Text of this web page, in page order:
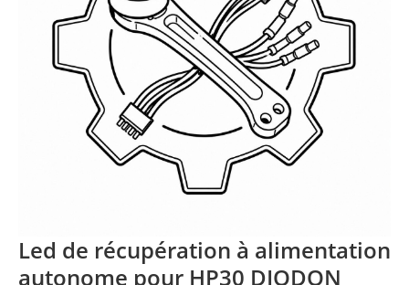
Led de récupération à alimentation
autonome pour HP30 DIODON